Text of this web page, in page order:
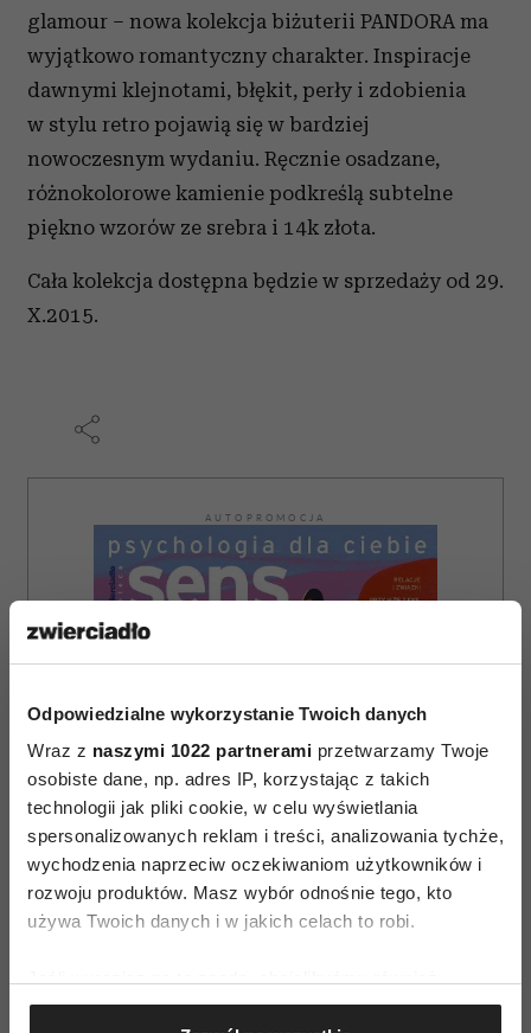
Odpowiedzialne wykorzystanie Twoich danych
Wraz z naszymi 1022 partnerami przetwarzamy Twoje
osobiste dane, np. adres IP, korzystając z takich
technologii jak pliki cookie, w celu wyświetlania
spersonalizowanych reklam i treści, analizowania tychże,
wychodzenia naprzeciw oczekiwaniom użytkowników i
rozwoju produktów. Masz wybór odnośnie tego, kto
używa Twoich danych i w jakich celach to robi.
Gromadzić dane dotyczące Twojej lokalizacji
glamour – nowa kolekcja biżuterii PANDORA ma
wyjątkowo romantyczny charakter. Inspiracje
dawnymi klejnotami, błękit, perły i zdobienia
w stylu retro pojawią się w bardziej
nowoczesnym wydaniu. Ręcznie osadzane,
różnokolorowe kamienie podkreślą subtelne
piękno wzorów ze srebra i 14k złota.
Cała kolekcja dostępna będzie w sprzedaży od 29.
X.2015.
AUTOPROMOCJA
ZAMÓW